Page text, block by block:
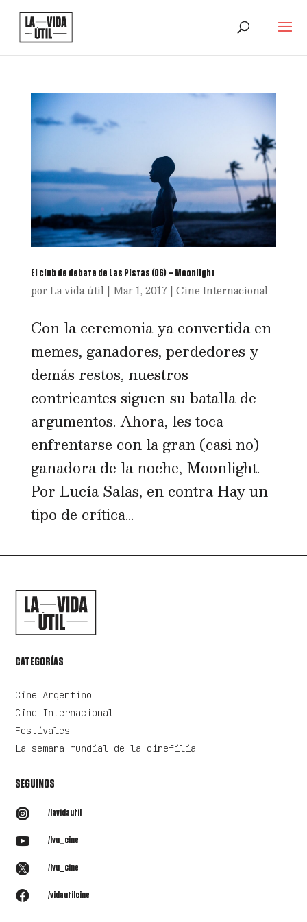
El club de debate de Las Pistas (06) – Moonlight
por La vida útil| Mar 1, 2017| Cine Internacional
Con la ceremonia ya convertida en
memes, ganadores, perdedores y
demás restos, nuestros
contricantes siguen su batalla de
argumentos. Ahora, les toca
enfrentarse con la gran (casi no)
ganadora de la noche, Moonlight.
Por Lucía Salas, en contra Hay un
tipo de crítica...
CATEGORÍAS
Cine Argentino
Cine Internacional
Festivales
La semana mundial de la cinefilia
SEGUINOS
 /lavidautil
 /lvu_cine
 /lvu_cine
 /vidautilcine